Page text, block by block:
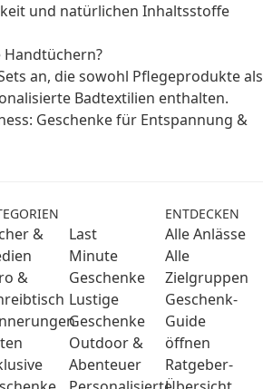
und natürlichen Inhaltsstoffe
Handtüchern?
an, die sowohl Pflegeprodukte als
Badtextilien enthalten.
Geschenke für Entspannung &
&
&
Last
Minute
Geschenke
Lustige
Geschenke
Outdoor &
Abenteuer
ENTDECKEN
Alle Anlässe
Alle
Zielgruppen
Geschenk-
Guide
öffnen
Ratgeber-